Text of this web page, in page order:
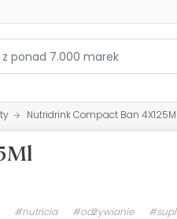
Nutridrink Compact Ban 4X125Ml
#nutricia #odżywianie